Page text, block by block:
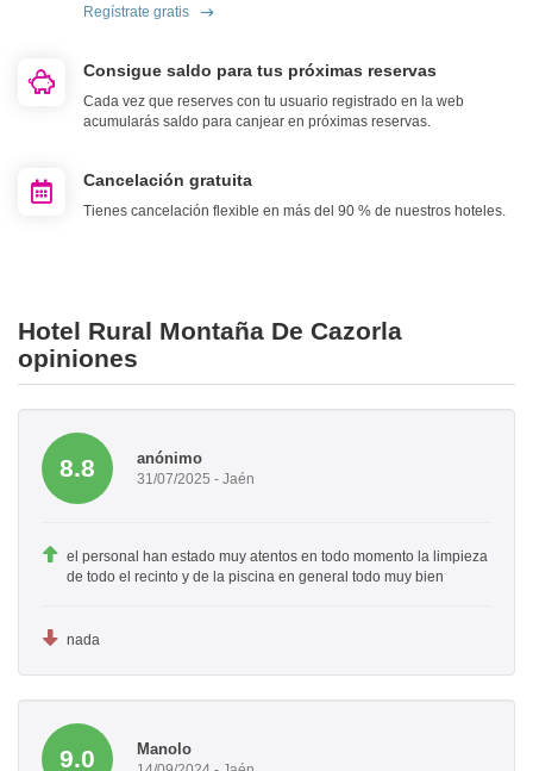
Regístrate gratis
Consigue saldo para tus próximas reservas
Cada vez que reserves con tu usuario registrado en la web
acumularás saldo para canjear en próximas reservas.
Cancelación gratuita
Tienes cancelación flexible en más del 90 % de nuestros hoteles.
Hotel Rural Montaña De Cazorla
opiniones
8.8 anónimo
31/07/2025 - Jaén
el personal han estado muy atentos en todo momento la limpieza
de todo el recinto y de la piscina en general todo muy bien
nada
9.0 Manolo